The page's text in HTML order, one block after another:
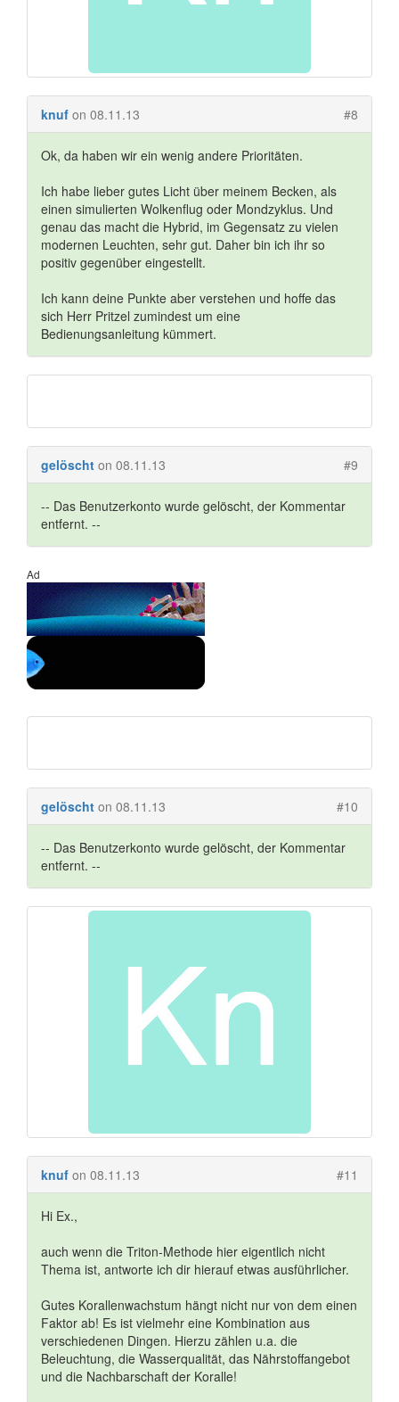
knuf on 08.11.13 #8
Ok, da haben wir ein wenig andere Prioritäten.
Ich habe lieber gutes Licht über meinem Becken, als
einen simulierten Wolkenflug oder Mondzyklus. Und
genau das macht die Hybrid, im Gegensatz zu vielen
modernen Leuchten, sehr gut. Daher bin ich ihr so
positiv gegenüber eingestellt.
Ich kann deine Punkte aber verstehen und hoffe das
sich Herr Pritzel zumindest um eine
Bedienungsanleitung kümmert.
gelöscht on 08.11.13 #9
-- Das Benutzerkonto wurde gelöscht, der Kommentar
entfernt. --
Ad
gelöscht on 08.11.13 #10
-- Das Benutzerkonto wurde gelöscht, der Kommentar
entfernt. --
knuf on 08.11.13 #11
Hi Ex.,
auch wenn die Triton-Methode hier eigentlich nicht
Thema ist, antworte ich dir hierauf etwas ausführlicher.
Gutes Korallenwachstum hängt nicht nur von dem einen
Faktor ab! Es ist vielmehr eine Kombination aus
verschiedenen Dingen. Hierzu zählen u.a. die
Beleuchtung, die Wasserqualität, das Nährstoffangebot
und die Nachbarschaft der Koralle!